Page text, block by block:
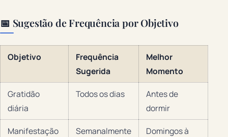
📅 Sugestão de Frequência por Objetivo
Objetivo
Frequência
Sugerida
Melhor
Momento
Gratidão
diária
Todos os dias
Antes de
dormir
Manifestação
Semanalmente
Domingos à